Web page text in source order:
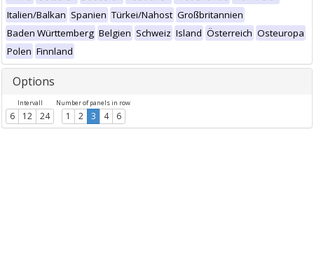
Italien/Balkan Spanien Türkei/Nahost Großbritannien
Baden Württemberg Belgien Schweiz Island Österreich Osteuropa
Polen Finnland
Options
Intervall
6 12 24
Number of panels in row
1 2 3 4 6